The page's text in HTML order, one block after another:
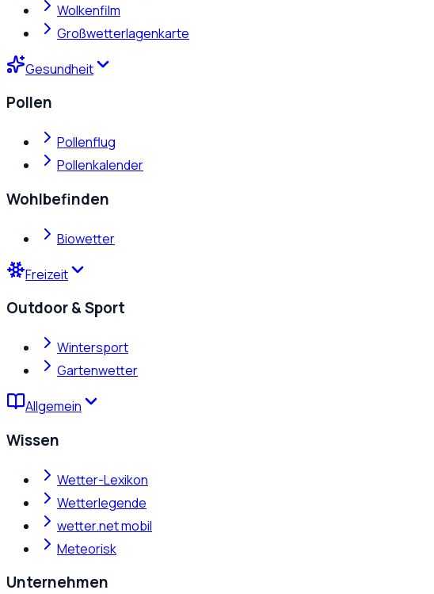
Wolkenfilm
Großwetterlagenkarte
Gesundheit
Pollen
Pollenflug
Pollenkalender
Wohlbefinden
Biowetter
Freizeit
Outdoor & Sport
Wintersport
Gartenwetter
Allgemein
Wissen
Wetter-Lexikon
Wetterlegende
wetter.net mobil
Meteorisk
Unternehmen